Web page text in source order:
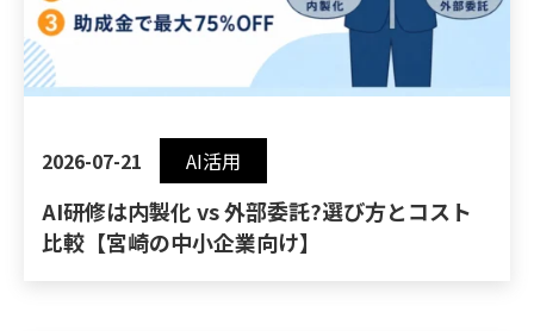
2026-07-21 AI活用
AI研修は内製化 vs 外部委託?選び方とコスト
比較【宮崎の中小企業向け】